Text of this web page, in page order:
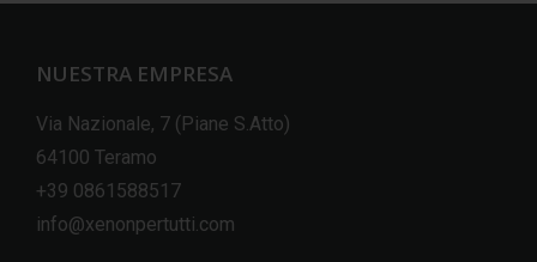
NUESTRA EMPRESA
Via Nazionale, 7 (Piane S.Atto)
64100 Teramo
+39 0861588517
info@xenonpertutti.com